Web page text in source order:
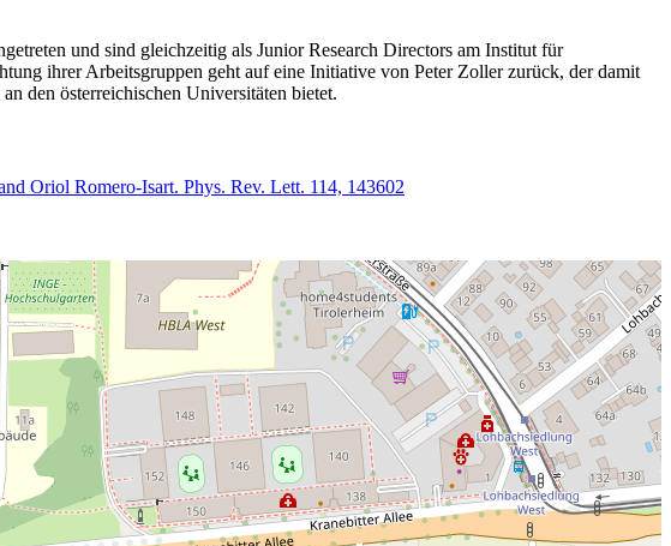
und sind gleichzeitig als Junior Research Directors am Institut für
ihrer Arbeitsgruppen geht auf eine Initiative von Peter Zoller zurück, der damit
den österreichischen Universitäten bietet.
Oriol Romero-Isart. Phys. Rev. Lett. 114, 143602